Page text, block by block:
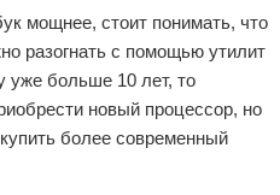
мощнее, стоит понимать, что
разогнать с помощью утилит
уже больше 10 лет, то
новый процессор, но
более современный